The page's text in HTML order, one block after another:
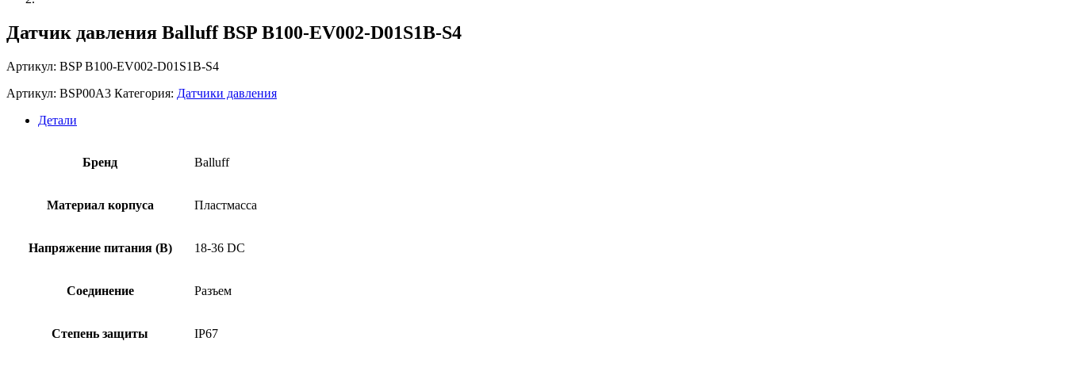
Датчик давления Balluff BSP B100-EV002-D01S1B-S4
Артикул: BSP B100-EV002-D01S1B-S4
Артикул: BSP00A3 Категория: Датчики давления
Детали
Бренд Balluff
Материал корпуса Пластмасса
Напряжение питания (В) 18-36 DC
Соединение Разъем
Степень защиты IP67